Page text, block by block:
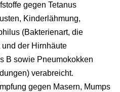
gegen Tetanus
Kinderlähmung,
(Bakterienart, die
und der Hirnhäute
B sowie Pneumokokken
verabreicht.
gegen Masern, Mumps